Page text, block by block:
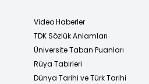
Video Haberler
TDK Sözlük Anlamları
Üniversite Taban Puanları
Rüya Tabirleri
Dünya Tarihi ve Türk Tarihi